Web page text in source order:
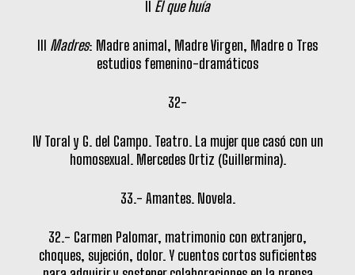
II El que huía
III Madres: Madre animal, Madre Virgen, Madre o Tres
estudios femenino-dramáticos
32-
IV Toral y G. del Campo. Teatro. La mujer que casó con un
homosexual. Mercedes Ortiz (Guillermina).
33.- Amantes. Novela.
32.- Carmen Palomar, matrimonio con extranjero,
choques, sujeción, dolor. Y cuentos cortos suficientes